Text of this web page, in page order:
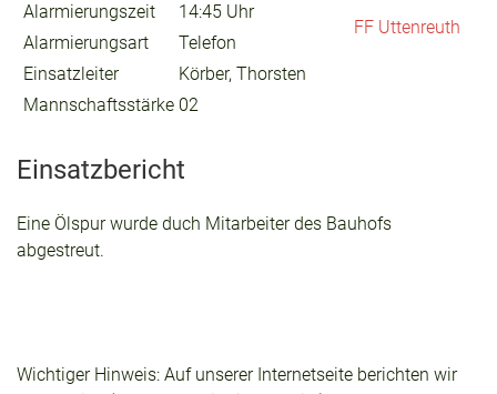
Alarmierungszeit
14:45 Uhr
Alarmierungsart
Telefon
Einsatzleiter
Körber, Thorsten
Mannschaftsstärke 02
FF Uttenreuth
Einsatzbericht
Eine Ölspur wurde duch Mitarbeiter des Bauhofs
abgestreut.
Wichtiger Hinweis: Auf unserer Internetseite berichten wir